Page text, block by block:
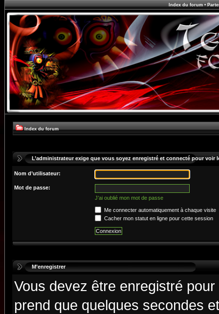
Index du forum•
Index du forum
L’administrateur exige que vous soyez enregistré et connecté pour voir
Nom d’utilisateur:
Mot de passe:
J’ai oublié mon mot de passe
Me connecter automatiquement à chaque visite
Cacher mon statut en ligne pour cette session
M’enregistrer
Vous devez être enregistré
prend que quelques secondes